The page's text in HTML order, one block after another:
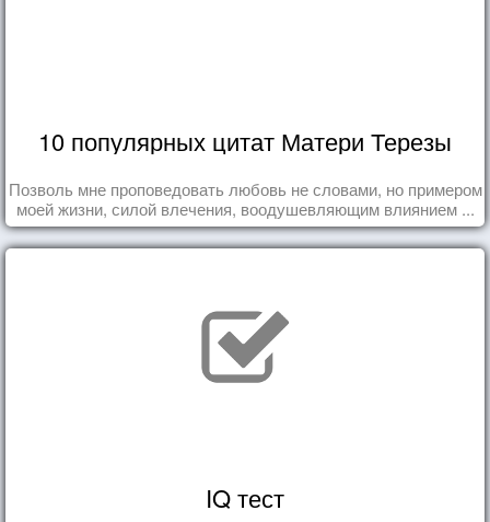
10 популярных цитат Матери Терезы
Позволь мне проповедовать любовь не словами, но примером
моей жизни, силой влечения, воодушевляющим влиянием ...
IQ тест